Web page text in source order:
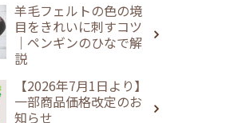
羊毛フェルトの色の境
目をきれいに刺すコツ
｜ペンギンのひなで解
説
【2026年7月1日より】
一部商品価格改定のお
知らせ